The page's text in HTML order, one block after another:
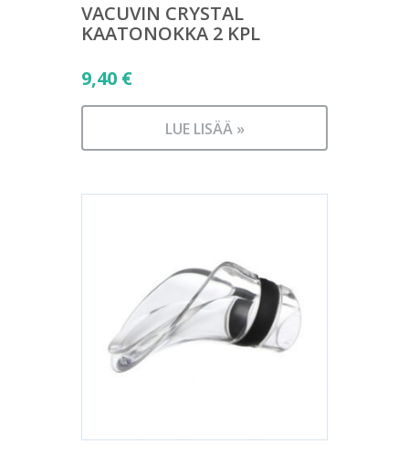
VACUVIN CRYSTAL
KAATONOKKA 2 KPL
9,40 €
LUE LISÄÄ »